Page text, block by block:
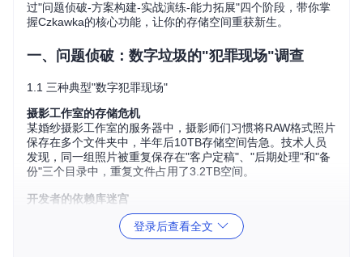
过"问题侦破-方案构建-实战演练-能力拓展"四个阶段，带你掌
握Czkawka的核心功能，让你的存储空间重获新生。
一、问题侦破：数字垃圾的"犯罪现场"调查
1.1 三种典型"数字犯罪现场"
摄影工作室的存储危机
某婚纱摄影工作室的服务器中，摄影师们习惯将RAW格式照片
保存在多个文件夹中，半年后10TB存储空间告急。技术人员
发现，同一组照片被重复保存在"客户定稿"、"后期处理"和"备
份"三个目录中，重复文件占用了3.2TB空间。
开发者的依赖库迷宫
一位前端开发者的笔记本电脑中，不同项目的
文件夹累计占用了150GB空间，其中80%是重复的依赖包。更
糟糕的是，大量测试日志和调试文件散落在各个目录，导致代
登录后查看全文